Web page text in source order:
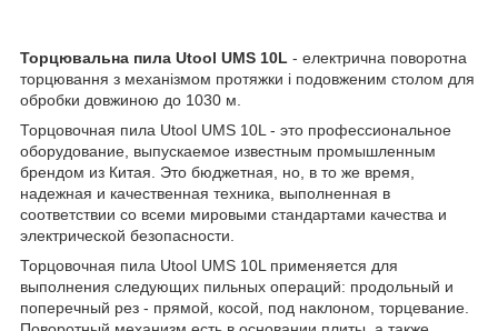
Торцювальна пила Utool UMS 10L - електрична поворотна
торцювання з механізмом протяжки і подовженим столом для
обробки довжиною до 1030 м.
Торцовочная пила Utool UMS 10L - это профессиональное
оборудование, выпускаемое известным промышленным
брендом из Китая. Это бюджетная, но, в то же время,
надежная и качественная техника, выполненная в
соответствии со всеми мировыми стандартами качества и
электрической безопасности.
Торцовочная пила Utool UMS 10L применяется для
выполнения следующих пильных операций: продольный и
поперечный рез - прямой, косой, под наклоном, торцевание.